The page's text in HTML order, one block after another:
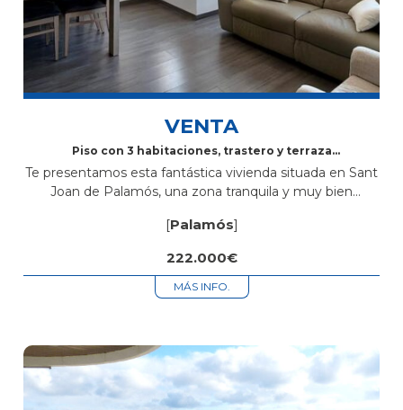
VENTA
Piso con 3 habitaciones, trastero y terraza
Te presentamos esta fantástica vivienda situada en Sant
Joan de Palamós, una zona tranquila y muy bien
disfrutar de...
[Palamós]
222.000€
MÁS INFO.